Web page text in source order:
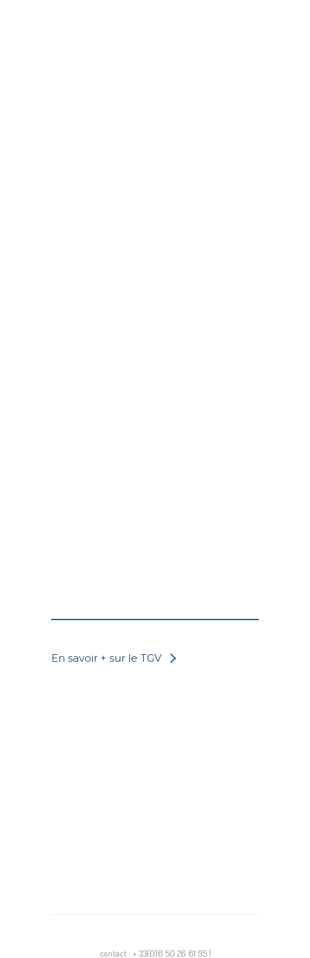
En savoir + sur le TGV
contact : + 33(0)6 50 26 61 95 |